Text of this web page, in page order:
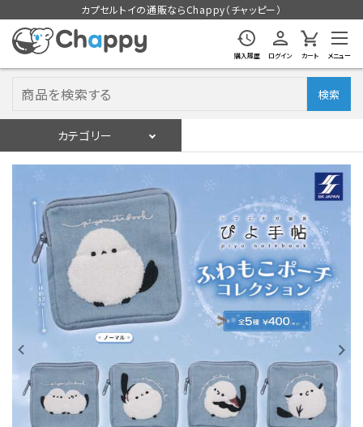
カプセルトイの通販ならChappy（チャッピー）
購入履歴 ログイン カート メニュー
検索
カテゴリー
入荷スケジュールをチェック
カプセルトイマシン本体
カプセルトイ
レンタル